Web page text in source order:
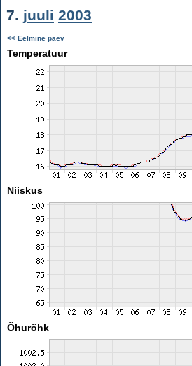
7. juuli 2003
<< Eelmine päev
Temperatuur
Niiskus
Õhurõhk